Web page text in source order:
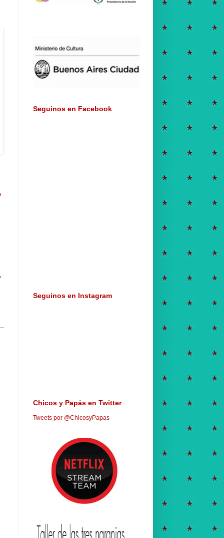
.
Seguinos en Facebook
Seguinos en Instagram
Chicos y Papás en Twitter
Tweets por @ChicosyPapas